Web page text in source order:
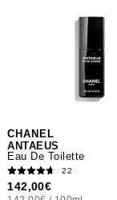
CHANEL
ANTAEUS
Eau De Toilette
22
142,00€